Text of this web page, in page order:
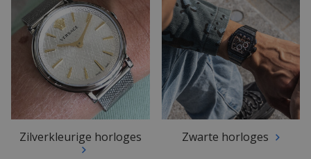
Zilverkleurige horloges Zwarte horloges